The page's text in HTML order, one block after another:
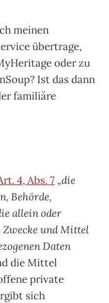
meinen
übertrage,
oder zu
Ist das dann
familiäre
4, Abs. 7„die
Behörde,
allein oder
Zwecke und Mittel
Daten
die Mittel
private
sich